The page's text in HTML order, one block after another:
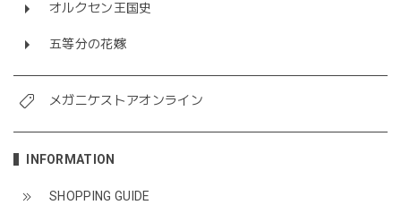
オルクセン王国史
五等分の花嫁
メガニケストアオンライン
INFORMATION
SHOPPING GUIDE